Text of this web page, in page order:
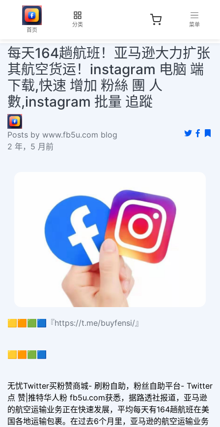
首页
分类 菜单
每天164趟航班！亚马逊大力扩张
其航空货运！instagram 电脑 端
下载,快速 增加 粉絲 團 人
數,instagram 批量 追蹤
Posts by www.fb5u.com blog
2 年，5 月前
🟨🟧🟩🟦『https://t.me/buyfensi/』
🟨🟧🟩🟦
无忧Twitter买粉赞商城- 刷粉自助，粉丝自助平台- Twitter
点 赞|推特华人粉 fb5u.com获悉，据路透社报道，亚马逊
的航空运输业务正在快速发展，平均每天有164趟航班在美
国各地运输包裹。在过去6个月里，亚马逊的航空运输业务